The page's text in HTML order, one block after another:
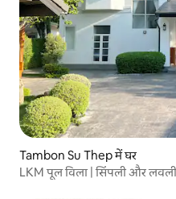
Tambon Su Thep में घर
LKM पूल विला | सिंपली और लवली